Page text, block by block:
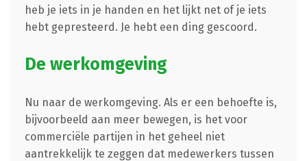
heb je iets in je handen en het lijkt net of je iets
hebt gepresteerd. Je hebt een ding gescoord.
De werkomgeving
Nu naar de werkomgeving. Als er een behoefte is,
bijvoorbeeld aan meer bewegen, is het voor
commerciële partijen in het geheel niet
aantrekkelijk te zeggen dat medewerkers tussen